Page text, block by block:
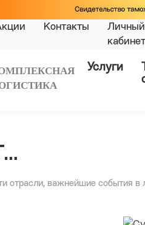
Контакты
Личный
кабинет
Услуги
отрасли, важнейшие события в